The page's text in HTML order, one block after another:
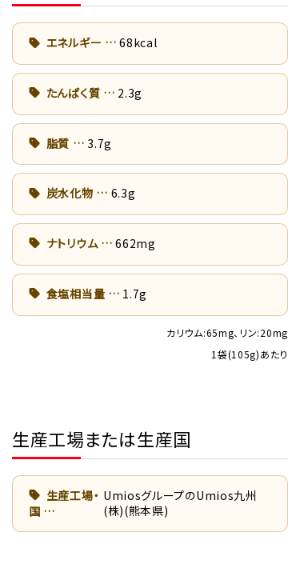
エネルギー 68kcal
たんぱく質 2.3g
脂質 3.7g
炭水化物 6.3g
ナトリウム 662mg
食塩相当量 1.7g
カリウム:65mg、リン:20mg
1袋(105g)あたり
生産工場または生産国
生産工場・
国
UmiosグループのUmios九州
(株)(熊本県)